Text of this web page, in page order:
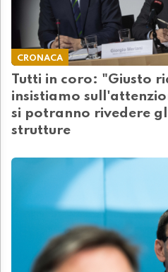
CRONACA
Tutti in coro: "Giusto
insistiamo
si potranno rivedere
strutture